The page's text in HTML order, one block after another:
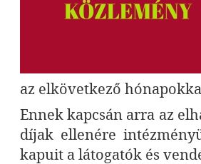
az elkövetkező
Ennek kapcsán arra az
díjak ellenére
kapuit a látogatók és